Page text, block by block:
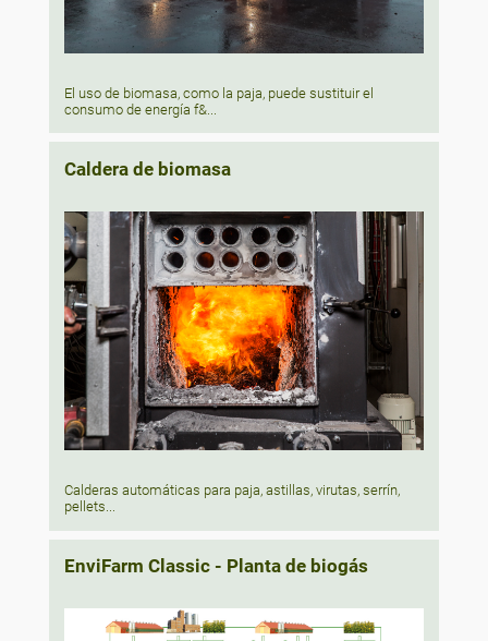
El uso de biomasa, como la paja, puede sustituir el
consumo de energía f&...
Caldera de biomasa
Calderas automáticas para paja, astillas, virutas, serrín,
pellets...
EnviFarm Classic - Planta de biogás